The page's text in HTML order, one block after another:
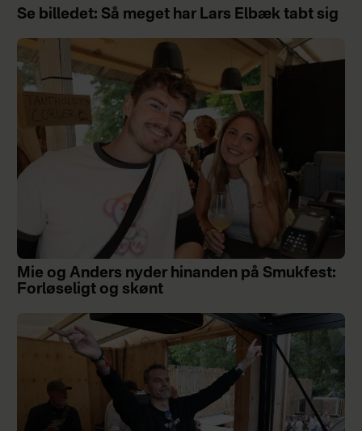
Se billedet: Så meget har Lars Elbæk tabt sig
Mie og Anders nyder hinanden på Smukfest:
Forløseligt og skønt